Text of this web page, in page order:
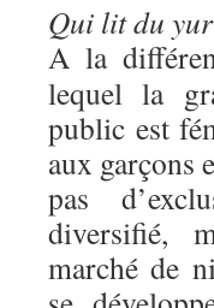
Qui lit du
A la
lequel la
public est
aux garçons
pas
diversifié,
marché de